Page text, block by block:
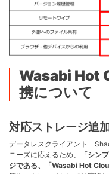
Wasabi Hot
携について
対応ストレージ追
データレスクライアント「
ニーズに応えるため、
「シン
ジである、「Wasabi Hot